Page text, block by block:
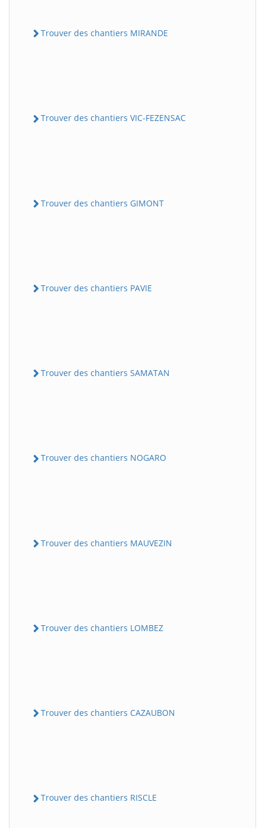
Trouver des chantiers MIRANDE
Trouver des chantiers VIC-FEZENSAC
Trouver des chantiers GIMONT
Trouver des chantiers PAVIE
Trouver des chantiers SAMATAN
Trouver des chantiers NOGARO
Trouver des chantiers MAUVEZIN
Trouver des chantiers LOMBEZ
Trouver des chantiers CAZAUBON
Trouver des chantiers RISCLE